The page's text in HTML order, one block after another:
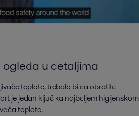
u detaljima
toplote, trebalo bi da obratite
je jedan ključ ka najboljem higijenskom
toplote.